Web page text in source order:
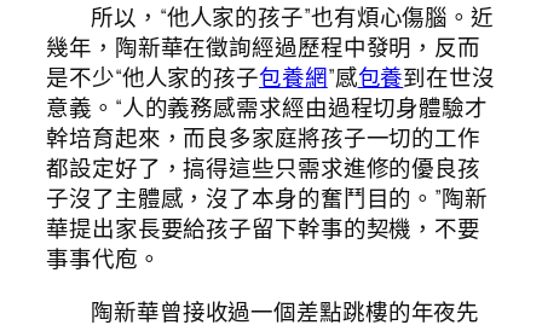
所以，“他人家的孩子”也有煩心傷腦。近
幾年，陶新華在徵詢經過歷程中發明，反而
是不少“他人家的孩子包養網”感包養到在世沒
意義。“人的義務感需求經由過程切身體驗才
幹培育起來，而良多家庭將孩子一切的工作
都設定好了，搞得這些只需求進修的優良孩
子沒了主體感，沒了本身的奮鬥目的。”陶新
華提出家長要給孩子留下幹事的契機，不要
事事代庖。
陶新華曾接收過一個差點跳樓的年夜先